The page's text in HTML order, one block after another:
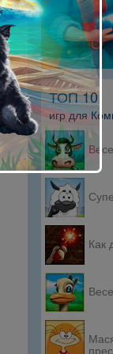
ТОП 10
игр для
Как